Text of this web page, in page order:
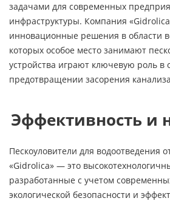
задачами для современных
инфраструктуры. Компания
инновационные решения в области
которых особое место занимают
устройства играют ключевую роль в
предотвращении засорения
Эффективность и
Пескоуловители для водоотведения
«Gidrolica» — это
разработанные с учетом
экологической безопасности и